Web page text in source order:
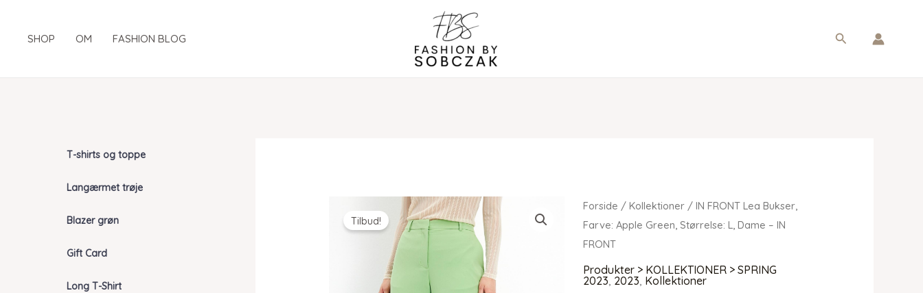
SHOP OM FASHION BLOG Søg
T-shirts og toppe
Langærmet trøje
Blazer grøn
Gift Card
Long T-Shirt
Tilbud!
Forside /Kollektioner / IN FRONT Lea Bukser,
Farve: Apple Green, Størrelse: L, Dame – IN
FRONT
Produkter > KOLLEKTIONER > SPRING
2023, 2023, Kollektioner